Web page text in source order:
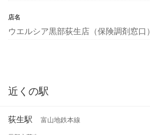
店名
ウエルシア黒部荻生店（保険調剤窓口）
近くの駅
荻生駅 富山地鉄本線